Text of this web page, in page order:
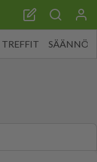
TREFFIT SÄÄNNÖT